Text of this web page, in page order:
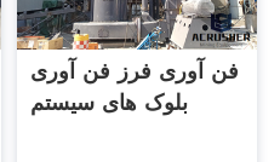
فن آوری فرز فن آوری
بلوک های سیستم